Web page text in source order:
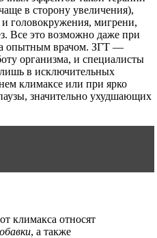
в сторону увеличения),
головокружения, мигрени,
Все это возможно даже при
опытным врачом. ЗГТ —
организма, и специалисты
в исключительных
климаксе или при ярко
значительно ухудшающих
климакса относят
, а также